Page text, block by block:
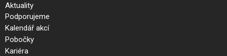
Aktuality
Podporujeme
Kalendář akcí
Pobočky
Kariéra